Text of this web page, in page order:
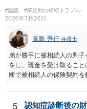
があり出席できない）との
はないので、ｍｉｎｔｓ
限までに届けばよい）で
にお問い合わせください。
#協議 #家族間の相続トラブル
2026年7月26日
高島 秀行 弁護士
弟が勝手に被相続人の判
をし、現金を受け取るこ
断で被相続人の保険契約
された書類のコピーを取
相談 されたら良いと思い
5 認知症診断後の